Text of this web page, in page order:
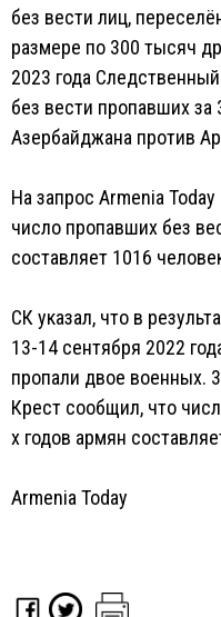
без вести лиц,
размере по 300 тысяч
2023 года
без вести пропавших за
Азербайджана против
На запрос Armenia
число пропавших без
составляет 1016
СК указал, что в
13-14 сентября 2022
пропали двое военных.
Крест сообщил, что
х годов армян
Armenia Today